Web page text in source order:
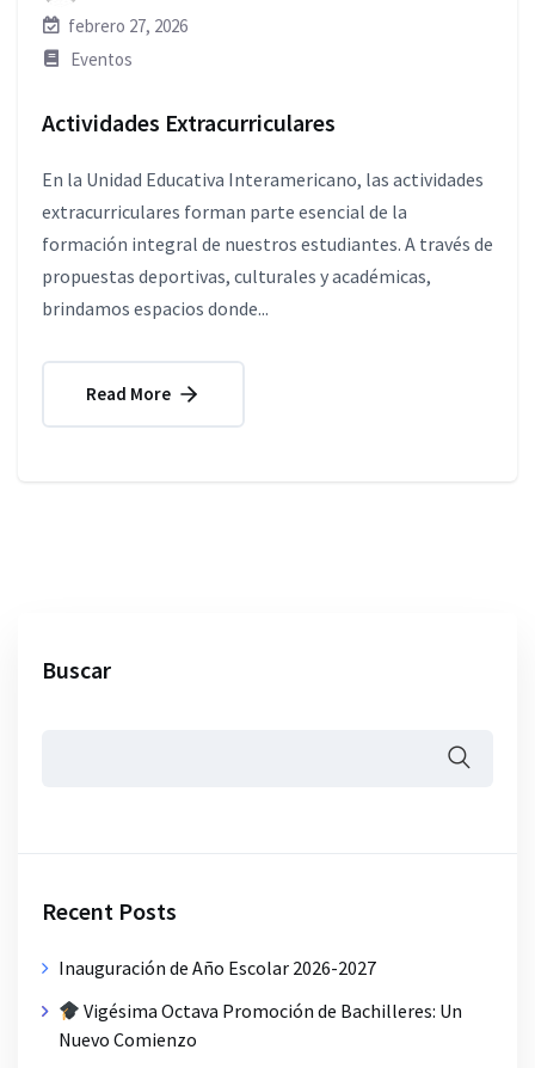
febrero 27, 2026
Eventos
Actividades Extracurriculares
En la Unidad Educativa Interamericano, las actividades
extracurriculares forman parte esencial de la
formación integral de nuestros estudiantes. A través de
propuestas deportivas, culturales y académicas,
brindamos espacios donde...
Read More
Buscar
Recent Posts
Inauguración de Año Escolar 2026-2027
Vigésima Octava Promoción de Bachilleres: Un
Nuevo Comienzo